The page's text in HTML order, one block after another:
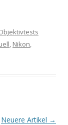
, Nikon,
Neuere Artikel →